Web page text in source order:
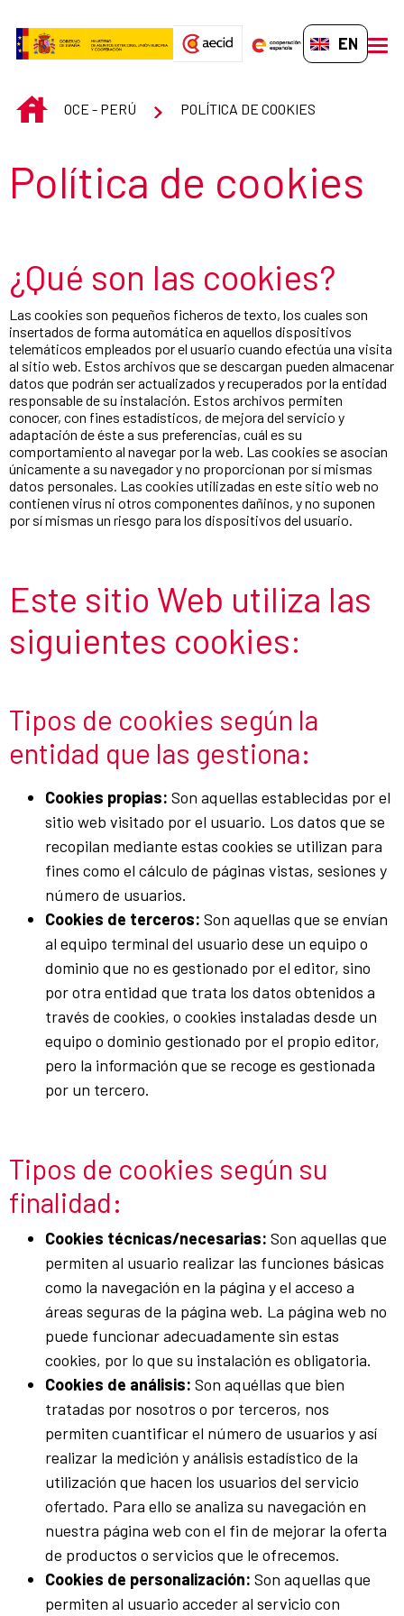
EN-GB
INICIOOCE - PERÚ POLÍTICA DE COOKIES
Section title
Política de cookies
¿Qué son las cookies?
Las cookies son pequeños ficheros de texto, los cuales son
insertados de forma automática en aquellos dispositivos
telemáticos empleados por el usuario cuando efectúa una visita
al sitio web. Estos archivos que se descargan pueden almacenar
datos que podrán ser actualizados y recuperados por la entidad
responsable de su instalación. Estos archivos permiten
conocer, con fines estadísticos, de mejora del servicio y
adaptación de éste a sus preferencias, cuál es su
comportamiento al navegar por la web. Las cookies se asocian
únicamente a su navegador y no proporcionan por sí mismas
datos personales. Las cookies utilizadas en este sitio web no
contienen virus ni otros componentes dañinos, y no suponen
por sí mismas un riesgo para los dispositivos del usuario.
Este sitio Web utiliza las
siguientes cookies:
Tipos de cookies según la
entidad que las gestiona:
Cookies propias: Son aquellas establecidas por el
sitio web visitado por el usuario. Los datos que se
recopilan mediante estas cookies se utilizan para
fines como el cálculo de páginas vistas, sesiones y
número de usuarios.
Cookies de terceros: Son aquellas que se envían
al equipo terminal del usuario dese un equipo o
dominio que no es gestionado por el editor, sino
por otra entidad que trata los datos obtenidos a
través de cookies, o cookies instaladas desde un
equipo o dominio gestionado por el propio editor,
pero la información que se recoge es gestionada
por un tercero.
Tipos de cookies según su
finalidad:
Cookies técnicas/necesarias: Son aquellas que
permiten al usuario realizar las funciones básicas
como la navegación en la página y el acceso a
áreas seguras de la página web. La página web no
puede funcionar adecuadamente sin estas
cookies, por lo que su instalación es obligatoria.
Cookies de análisis: Son aquéllas que bien
tratadas por nosotros o por terceros, nos
permiten cuantificar el número de usuarios y así
realizar la medición y análisis estadístico de la
utilización que hacen los usuarios del servicio
ofertado. Para ello se analiza su navegación en
nuestra página web con el fin de mejorar la oferta
de productos o servicios que le ofrecemos.
Cookies de personalización: Son aquellas que
permiten al usuario acceder al servicio con